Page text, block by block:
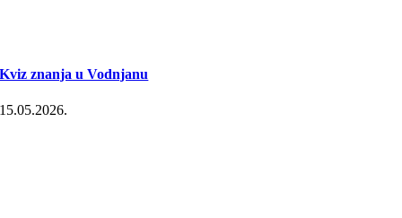
Kviz znanja u Vodnjanu
15.05.2026.